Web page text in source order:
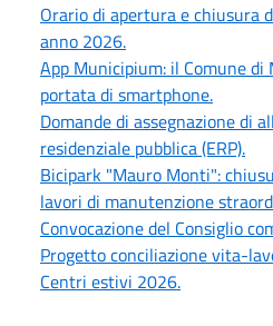
Orario di apertura e chiusura
anno 2026.
App Municipium: il Comune di
portata di smartphone.
Domande di assegnazione di
residenziale pubblica (ERP).
Bicipark "Mauro Monti":
lavori di manutenzione
Convocazione del Consiglio
Progetto conciliazione vita-
Centri estivi 2026.